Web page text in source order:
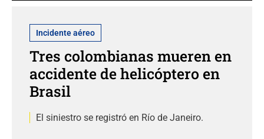
Incidente aéreo
Tres colombianas mueren en
accidente de helicóptero en
Brasil
El siniestro se registró en Río de Janeiro.